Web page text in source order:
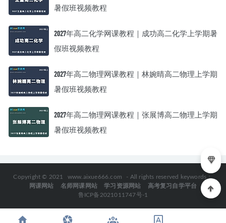
暑假班视频教程
2027年高二化学网课教程｜成功高二化学上学期暑
假班视频教程
2027年高二物理网课教程｜林婉晴高二物理上学期
暑假班视频教程
2027年高二物理网课教程｜张展博高二物理上学期
暑假班视频教程
Copyright © 2021 www.aixue666.com
- All rights reserved keywords：
网课网站
名师网课网站 学习资源网站
高考复习自学平台
鲁ICP备2021011747号-1